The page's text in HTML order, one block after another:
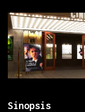
Sinopsis